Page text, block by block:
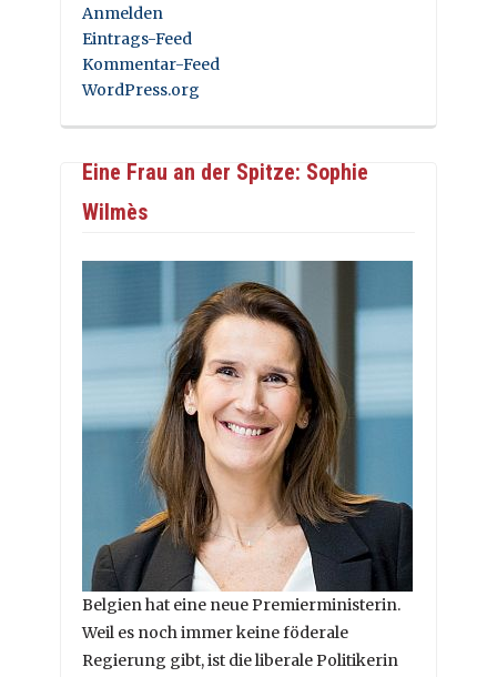
Anmelden
Eintrags-Feed
Kommentar-Feed
WordPress.org
Eine Frau an der Spitze: Sophie
Wilmès
Belgien hat eine neue Premierministerin.
Weil es noch immer keine föderale
Regierung gibt, ist die liberale Politikerin